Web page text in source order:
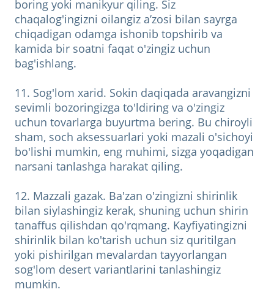
boring yoki manikyur qiling. Siz
chaqalog'ingizni oilangiz a’zosi bilan sayrga
chiqadigan odamga ishonib topshirib va
kamida bir soatni faqat o'zingiz uchun
bag'ishlang.
11. Sog'lom xarid. Sokin daqiqada aravangizni
sevimli bozoringizga to'ldiring va o'zingiz
uchun tovarlarga buyurtma bering. Bu chiroyli
sham, soch aksessuarlari yoki mazali o'sichoyi
bo'lishi mumkin, eng muhimi, sizga yoqadigan
narsani tanlashga harakat qiling.
12. Mazzali gazak. Ba'zan o'zingizni shirinlik
bilan siylashingiz kerak, shuning uchun shirin
tanaffus qilishdan qo'rqmang. Kayfiyatingizni
shirinlik bilan ko'tarish uchun siz quritilgan
yoki pishirilgan mevalardan tayyorlangan
sog'lom desert variantlarini tanlashingiz
mumkin.